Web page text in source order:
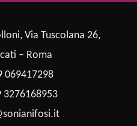
Via Tuscolana 26,
– Roma
069417298
3276168953